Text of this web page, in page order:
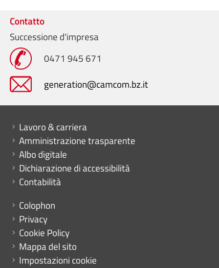
Contatto
Successione d'impresa
0471 945 671
generation@camcom.bz.it
Mini menu di servizio
Lavoro & carriera
Amministrazione trasparente
Albo digitale
Dichiarazione di accessibilità
Contabilità
Menu footer
Colophon
Privacy
Cookie Policy
Mappa del sito
Impostazioni cookie